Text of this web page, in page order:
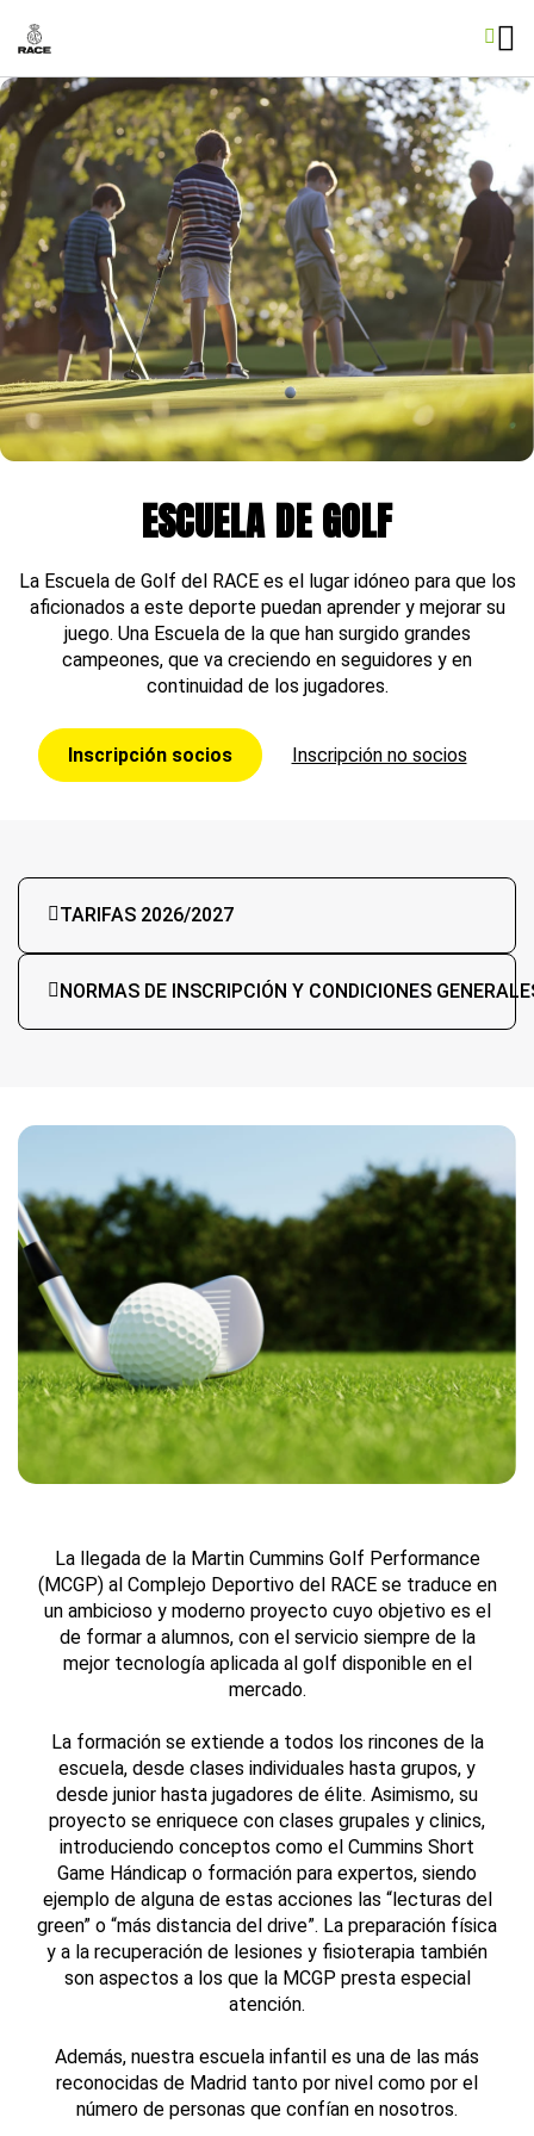
ESCUELA DE GOLF
La Escuela de Golf del RACE es el lugar idóneo para que los
aficionados a este deporte puedan aprender y mejorar su
juego. Una Escuela de la que han surgido grandes
campeones, que va creciendo en seguidores y en
continuidad de los jugadores.
Inscripción socios Inscripción no socios
TARIFAS 2026/2027
NORMAS DE INSCRIPCIÓN Y CONDICIONES
La llegada de la Martin Cummins Golf Performance
(MCGP) al Complejo Deportivo del RACE se traduce en
un ambicioso y moderno proyecto cuyo objetivo es el
de formar a alumnos, con el servicio siempre de la
mejor tecnología aplicada al golf disponible en el
mercado.
La formación se extiende a todos los rincones de la
escuela, desde clases individuales hasta grupos, y
desde junior hasta jugadores de élite. Asimismo, su
proyecto se enriquece con clases grupales y clinics,
introduciendo conceptos como el Cummins Short
Game Hándicap o formación para expertos, siendo
ejemplo de alguna de estas acciones las “lecturas del
green” o “más distancia del drive”. La preparación física
y a la recuperación de lesiones y fisioterapia también
son aspectos a los que la MCGP presta especial
atención.
Además, nuestra escuela infantil es una de las más
reconocidas de Madrid tanto por nivel como por el
número de personas que confían en nosotros.